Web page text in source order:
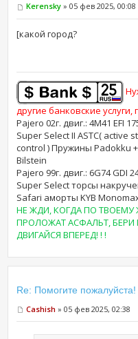
Kerensky » 05 фев 2025, 00:08
[какой город?
другие банковские
Pajero 02г. двиг.: 4M41 EFI
Super Select II ASTC( active
control ) Пружины Padokku
Bilstein
Pajero 99г. двиг.: 6G74 GDI
Super Select торсы
Safari аморты KYB
НЕ ЖДИ, КОГДА ПО
ПРОЛОЖАТ АСФАЛЬТ, БЕРИ
ДВИГАЙСЯ ВПЕРЕД! ! !
Re: Помогите пожалуйста!
Cashish » 05 фев 2025, 02:38